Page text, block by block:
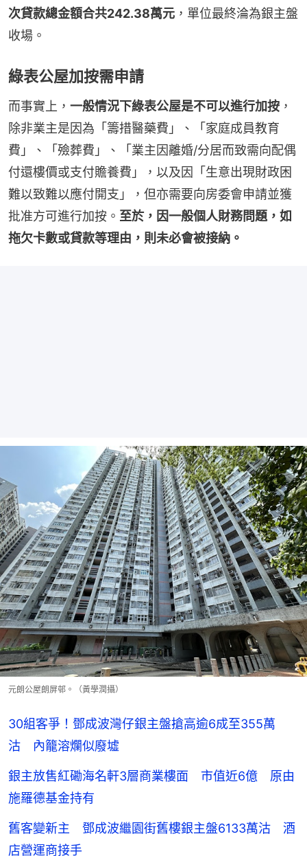
次貸款總金額合共242.38萬元 ，單位最終淪為銀主盤
收場。
綠表公屋加按需申請
而事實上， 一般情況下綠表公屋是不可以進行加按 ，
除非業主是因為「籌措醫藥費」、「家庭成員教育
費」、「殮葬費」、「業主因離婚/分居而致需向配偶
付還樓價或支付贍養費」，以及因「生意出現財政困
難以致難以應付開支」，但亦需要向房委會申請並獲
批准方可進行加按。 至於，因一般個人財務問題，如
拖欠卡數或貸款等理由，則未必會被接納。
元朗公屋朗屏邨。（黃學潤攝）
30組客爭！鄧成波灣仔銀主盤搶高逾6成至355萬
沽 內籠溶爛似廢墟
銀主放售紅磡海名軒3層商業樓面 市值近6億 原由
施羅德基金持有
舊客變新主 鄧成波繼園街舊樓銀主盤6133萬沽 酒
店營運商接手